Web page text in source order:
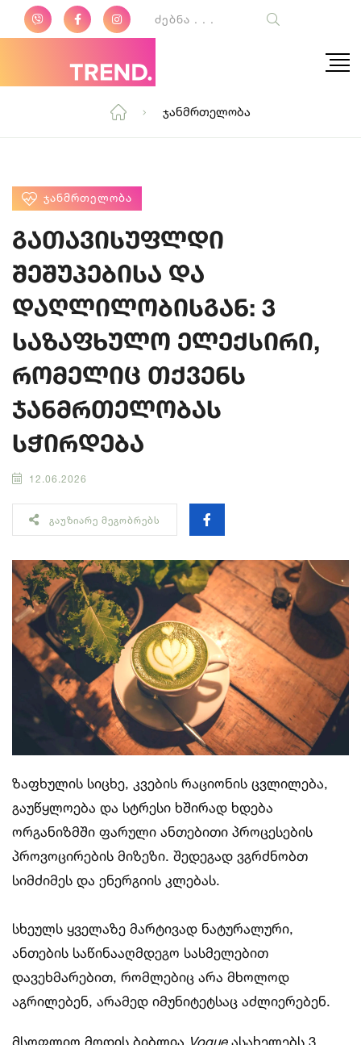
Ჯანმრთელობა
ᲯᲐᲜᲛᲠᲗᲔᲚᲝᲑᲐ
გათავისუფლდი
შეშუპებისა და
დაღლილობისგან: 3
საზაფხულო ელექსირი,
რომელიც თქვენს
ჯანმრთელობას
სჭირდება
12.06.2026
ᲒᲐᲣᲖᲘᲐᲠᲔ ᲛᲔᲒᲝᲑᲠᲔᲑᲡ
ზაფხულის სიცხე, კვების რაციონის ცვლილება,
გაუწყლოება და სტრესი ხშირად ხდება
ორგანიზმში ფარული ანთებითი პროცესების
პროვოცირების მიზეზი. შედეგად ვგრძნობთ
სიმძიმეს და ენერგიის კლებას.
სხეულს ყველაზე მარტივად ნატურალური,
ანთების საწინააღმდეგო სასმელებით
დავეხმარებით, რომლებიც არა მხოლოდ
აგრილებენ, არამედ იმუნიტეტსაც აძლიერებენ.
მსოფლიო მოდის ბიბლია Vogueასახელებს 3